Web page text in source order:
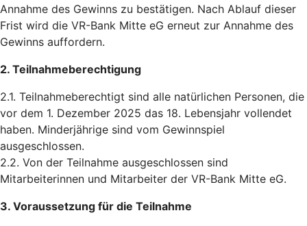
Annahme des Gewinns zu bestätigen. Nach Ablauf dieser
Frist wird die VR-Bank Mitte eG erneut zur Annahme des
Gewinns auffordern.
2. Teilnahmeberechtigung
2.1. Teilnahmeberechtigt sind alle natürlichen Personen, die
vor dem 1. Dezember 2025 das 18. Lebensjahr vollendet
haben. Minderjährige sind vom Gewinnspiel
ausgeschlossen.
2.2. Von der Teilnahme ausgeschlossen sind
Mitarbeiterinnen und Mitarbeiter der VR-Bank Mitte eG.
3. Voraussetzung für die Teilnahme